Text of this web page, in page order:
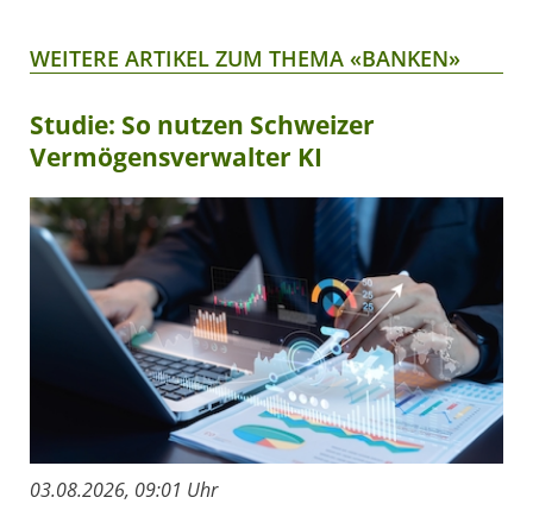
WEITERE ARTIKEL ZUM THEMA «BANKEN»
Studie: So nutzen Schweizer
Vermögensverwalter KI
03.08.2026, 09:01 Uhr